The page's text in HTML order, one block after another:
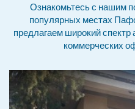
Ознакомьтесь с нашим
популярных местах
предлагаем широкий
коммерческих